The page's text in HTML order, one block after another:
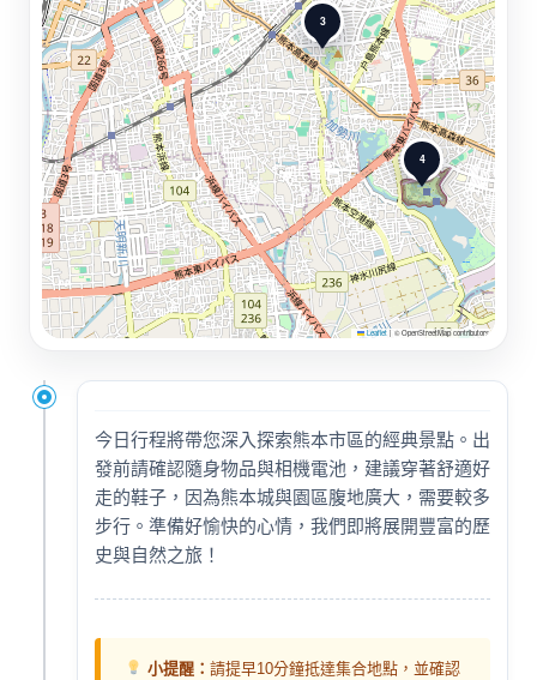
3
4
Leaflet | © OpenStreetMap contributors
今日行程將帶您深入探索熊本市區的經典景點。出
發前請確認隨身物品與相機電池，建議穿著舒適好
走的鞋子，因為熊本城與園區腹地廣大，需要較多
步行。準備好愉快的心情，我們即將展開豐富的歷
史與自然之旅！
小提醒： 請提早10分鐘抵達集合地點，並確認